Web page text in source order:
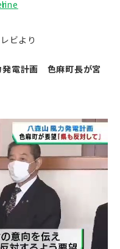
ビより
電計画 色麻町長が宮